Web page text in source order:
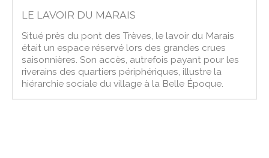
LE LAVOIR DU MARAIS
Situé près du pont des Trèves, le lavoir du Marais
était un espace réservé lors des grandes crues
saisonnières. Son accès, autrefois payant pour les
riverains des quartiers périphériques, illustre la
hiérarchie sociale du village à la Belle Époque.